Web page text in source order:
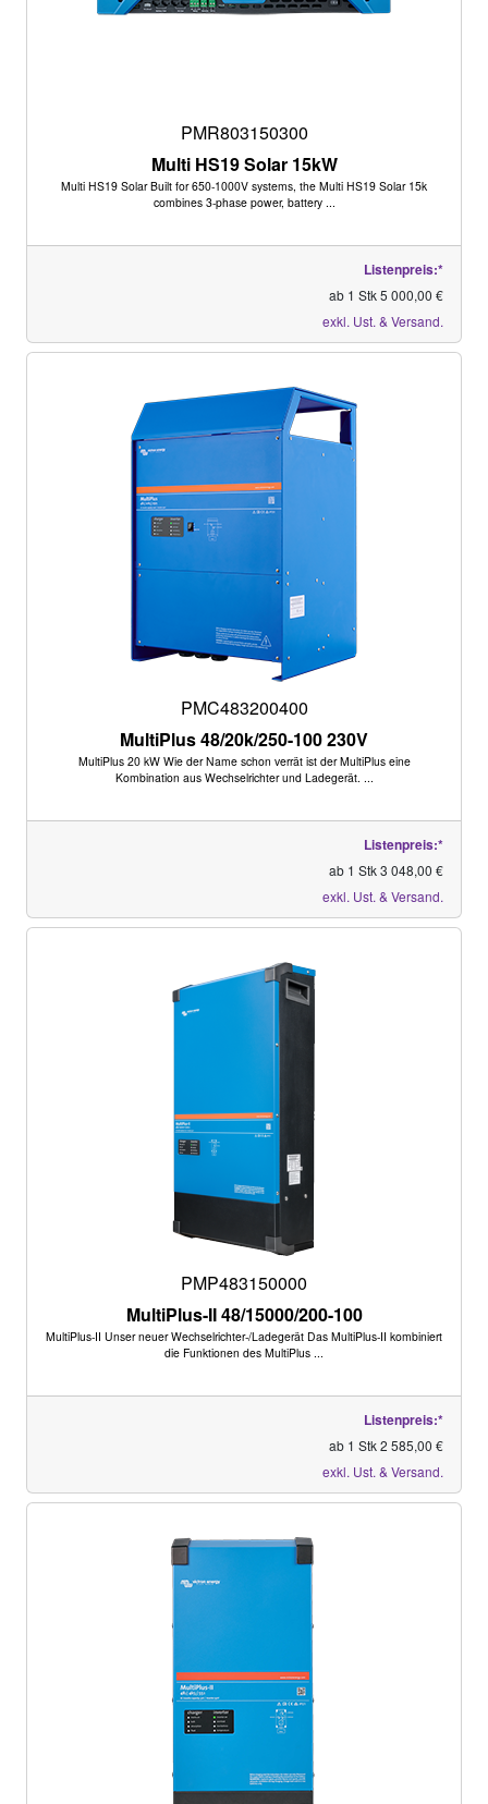
PMR803150300
Multi HS19 Solar 15kW
Multi HS19 Solar Built for 650-1000V systems, the Multi HS19 Solar 15k
combines 3-phase power, battery ...
Listenpreis:*
ab 1 Stk 5 000,00 €
exkl. Ust. & Versand.
PMC483200400
MultiPlus 48/20k/250-100 230V
MultiPlus 20 kW Wie der Name schon verrät ist der MultiPlus eine
Kombination aus Wechselrichter und Ladegerät. ...
Listenpreis:*
ab 1 Stk 3 048,00 €
exkl. Ust. & Versand.
PMP483150000
MultiPlus-II 48/15000/200-100
MultiPlus-II Unser neuer Wechselrichter-/Ladegerät Das MultiPlus-II kombiniert
die Funktionen des MultiPlus ...
Listenpreis:*
ab 1 Stk 2 585,00 €
exkl. Ust. & Versand.